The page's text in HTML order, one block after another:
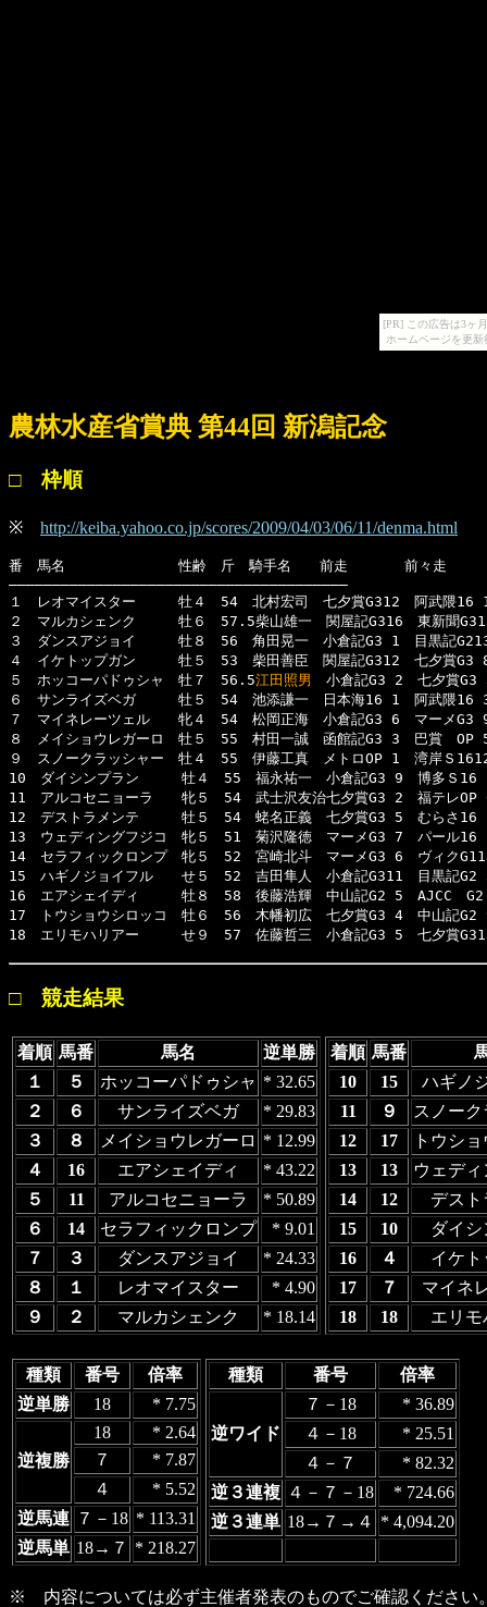
[PR] この広告は3ヶ
ホームページを更
農林水産省賞典 第44回 新潟記念
□ 枠順
※ http://keiba.yahoo.co.jp/scores/2009/04/03/06/11/denma.html
番　馬名　　　　　　　　性齢　斤　騎手名　　前走　　　　前々走　　
―――――――――――――――――――――――――――――――――――――――
１　レオマイスター　　　牡４　54　北村宏司　七夕賞G312　阿武隈16
２　マルカシェンク　　　牡６　57.5柴山雄一　関屋記G316　東新聞
３　ダンスアジョイ　　　牡８　56　角田晃一　小倉記G3 1　目黒記
４　イケトップガン　　　牡５　53　柴田善臣　関屋記G312　七夕賞
５　ホッコーパドゥシャ　牡７　56.5江田照男 小倉記G3 2　七夕賞G3
６　サンライズベガ　　　牡５　54　池添謙一　日本海16 1　阿武隈
７　マイネレーツェル　　牝４　54　松岡正海　小倉記G3 6　マーメG3
８　メイショウレガーロ　牡５　55　村田一誠　函館記G3 3　巴賞　OP
９　スノークラッシャー　牡４　55　伊藤工真　メトロOP 1　湾岸Ｓ
10　ダイシンプラン　　　牡４　55　福永祐一　小倉記G3 9　博多Ｓ
11　アルコセニョーラ　　牝５　54　武士沢友治七夕賞G3 2　福テレOP
12　デストラメンテ　　　牡５　54　蛯名正義　七夕賞G3 5　むらさ
13　ウェディングフジコ　牝５　51　菊沢隆徳　マーメG3 7　パール
14　セラフィックロンプ　牝５　52　宮崎北斗　マーメG3 6　ヴィク
15　ハギノジョイフル　　せ５　52　吉田隼人　小倉記G311　目黒記
16　エアシェイディ　　　牡８　58　後藤浩輝　中山記G2 5　AJCC　
17　トウショウシロッコ　牡６　56　木幡初広　七夕賞G3 4　中山記
18　エリモハリアー　　　せ９　57　佐藤哲三　小倉記G3 5　七夕賞
□ 競走結果
着順 馬番 馬名
逆単勝
１
５ ホッコーパドゥシャ * 32.65
２
６ サンライズベガ
* 29.83
３
８ メイショウレガーロ * 12.99
４
16 エアシェイディ
* 43.22
５
11 アルコセニョーラ
* 50.89
６
14 セラフィックロンプ
* 9.01
７
３ ダンスアジョイ
* 24.33
８
１ レオマイスター
* 4.90
９
２ マルカシェンク * 18.14
着順 馬番
10
15
ハギノ
11
９
スノー
12
17
トウシ
13
13
ウェデ
14
12
デス
15
10
ダイ
16
４
イケ
17
７
マイネ
18
18 エリ
種類 番号
倍率
逆単勝
18 * 7.75
逆複勝
18
* 2.64
７
* 7.87
４
* 5.52
逆馬連 ７－18 * 113.31
逆馬単 18→７ * 218.27
種類 番号 倍率
逆ワイド
７－18
* 36.89
４－18
* 25.51
４－７
* 82.32
逆３連複 ４－７－18
* 724.66
逆３連単 18→７→４ * 4,094.20
※ 内容については必ず主催者発表のものでご確認ください